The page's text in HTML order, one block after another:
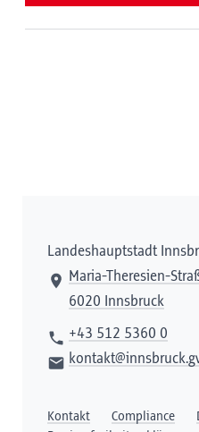
Landeshauptstadt
Maria-Theresien-
6020 Innsbruck
+43 512 5360 0
Kontakt Compliance